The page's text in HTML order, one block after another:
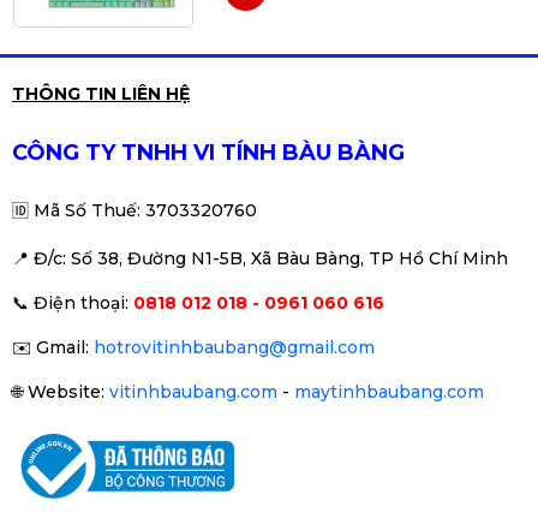
170.000đ 220.000đ
EK375PRO
Bàn phím quang cơ Dareu
EK1280X Black Grey Optical
THÔNG TIN LIÊN HỆ
CÔNG TY TNHH VI TÍNH BÀU BÀNG
🆔 Mã Số Thuế: 3703320760
📍 Đ/c: Số 38, Đường N1-5B, Xã Bàu Bàng, TP Hồ Chí Minh
📞 Điện thoại: 0818 012 018 - 0961 060 616
✉️ Gmail: hotrovitinhbaubang@gmail.com
🌐Website: vitinhbaubang.com - maytinhbaubang.com